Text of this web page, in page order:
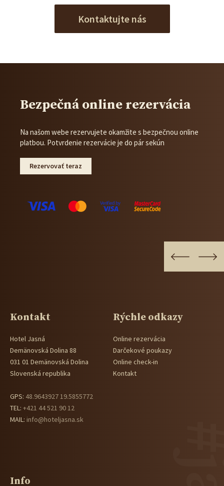
Kontaktujte nás
Bezpečná online rezervácia
Na našom webe rezervujete okamžite s bezpečnou online
platbou. Potvrdenie rezervácie je do pár sekún
Rezervovať teraz
Kontakt
Hotel Jasná
Demänovská Dolina 88
031 01 Demänovská Dolina
Slovenská republika
GPS: 48.9643927 19.5855772
TEL: +421 44 521 90 12
MAIL: info@hoteljasna.sk
Rýchle odkazy
Online rezervácia
Darčekové poukazy
Online check-in
Kontakt
Info